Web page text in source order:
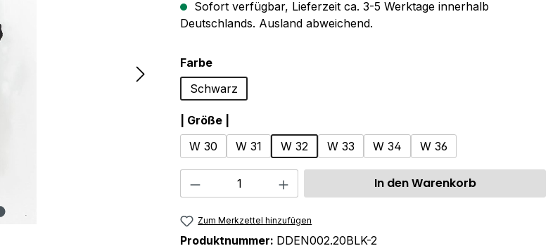
Sofort verfügbar, Lieferzeit ca. 3-5 Werktage innerhalb
Deutschlands. Ausland abweichend.
Farbeauswählen
Schwarz
| Größe |
W 30
W 31 W 32 W 33 W 34 W 36
Produkt Anzahl: Gib den gewünschten Wert
In den Warenkorb
Zum Merkzettel hinzufügen
Produktnummer: DDEN002.20BLK-2